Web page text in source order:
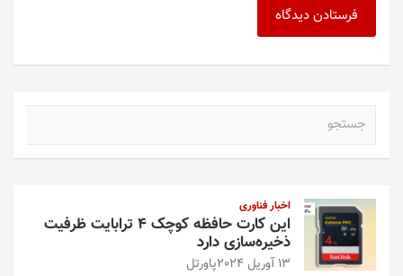
اخبار فناوری
این کارت حافظه کوچک ۴ ترابایت ظرفیت
ذخیره‌سازی دارد
13 آوریل 2024 پاورتل